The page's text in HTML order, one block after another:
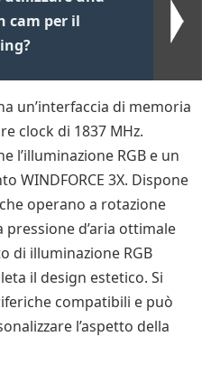
cam per il
un’interfaccia di memoria
clock di 1837 MHz.
l’illuminazione RGB e un
WINDFORCE 3X. Dispone
operano a rotazione
d’aria ottimale
di illuminazione RGB
il design estetico. Si
compatibili e può
l’aspetto della